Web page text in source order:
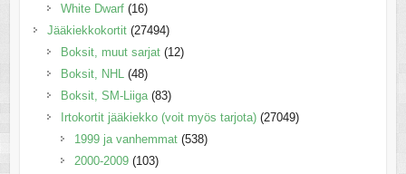
White Dwarf (16)
Jääkiekkokortit (27494)
Boksit, muut sarjat (12)
Boksit, NHL
(48)
Boksit, SM-Liiga (83)
Irtokortit jääkiekko (voit myös tarjota) (27049)
1999 ja vanhemmat (538)
2000-2009 (103)